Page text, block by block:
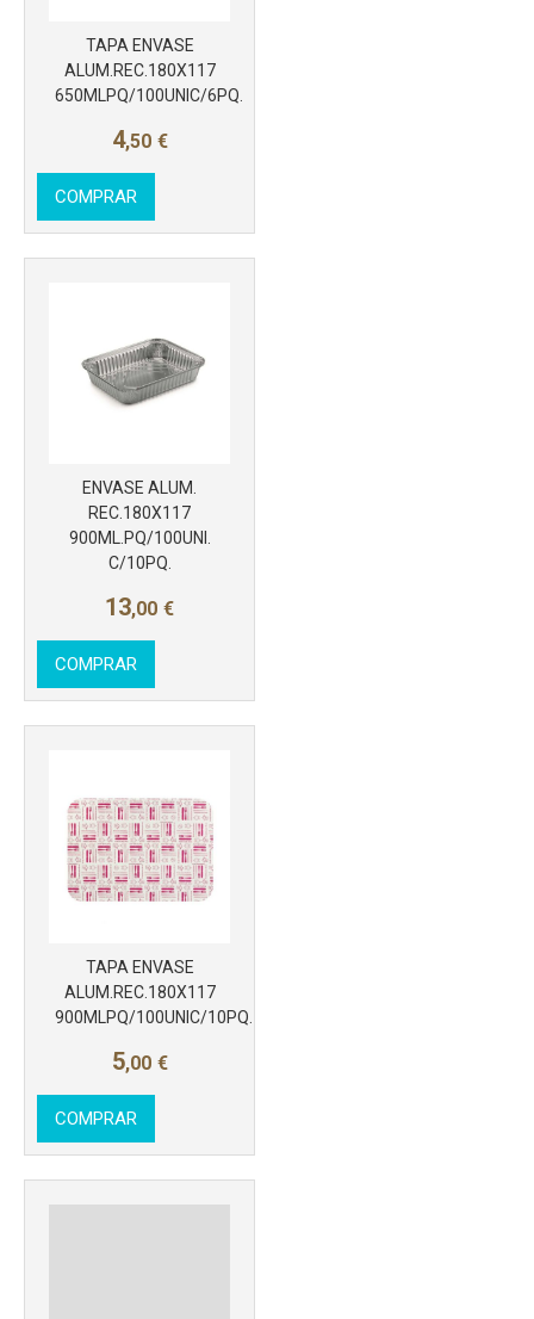
TAPA ENVASE
ALUM.REC.180X117
650MLPQ/100UNIC/6PQ.
4,50 €
COMPRAR
ENVASE ALUM.
REC.180X117
900ML.PQ/100UNI.
C/10PQ.
13,00 €
COMPRAR
TAPA ENVASE
ALUM.REC.180X117
900MLPQ/100UNIC/10PQ.
5,00 €
COMPRAR
Más info
Más info